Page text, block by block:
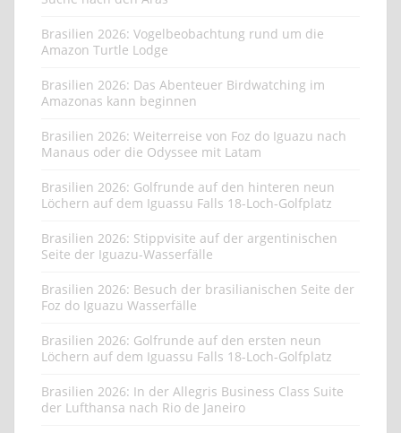
Brasilien 2026: Vogelbeobachtung rund um die
Amazon Turtle Lodge
Brasilien 2026: Das Abenteuer Birdwatching im
Amazonas kann beginnen
Brasilien 2026: Weiterreise von Foz do Iguazu nach
Manaus oder die Odyssee mit Latam
Brasilien 2026: Golfrunde auf den hinteren neun
Löchern auf dem Iguassu Falls 18-Loch-Golfplatz
Brasilien 2026: Stippvisite auf der argentinischen
Seite der Iguazu-Wasserfälle
Brasilien 2026: Besuch der brasilianischen Seite der
Foz do Iguazu Wasserfälle
Brasilien 2026: Golfrunde auf den ersten neun
Löchern auf dem Iguassu Falls 18-Loch-Golfplatz
Brasilien 2026: In der Allegris Business Class Suite
der Lufthansa nach Rio de Janeiro